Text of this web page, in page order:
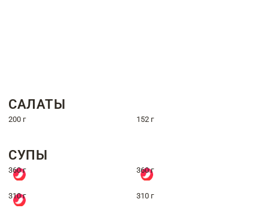
САЛАТЫ
200 г 152 г
СУПЫ
360 г 360 г
310 г 310 г